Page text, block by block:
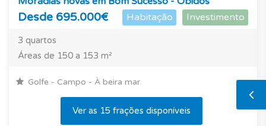
Desde 695.000€ Habitação Investimento
3 quartos
Áreas de 150 a 153 m²
Golfe - Campo - À beira mar
Ver as 15 frações disponíveis